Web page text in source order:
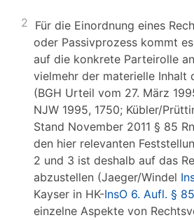
2 Für die Einordnung eines
oder Passivprozess kommt
auf die konkrete Parteirolle
vielmehr der materielle Inhalt
(BGH Urteil vom 27. März
NJW 1995, 1750; Kübler/
Stand November 2011 § 85
den hier relevanten
2 und 3 ist deshalb auf das
abzustellen (Jaeger/Windel
Kayser in HK-InsO 6. Aufl. § 85
einzelne Aspekte von